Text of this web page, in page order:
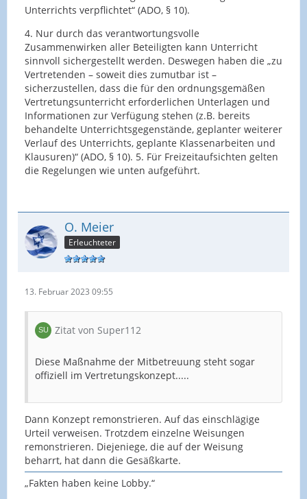
Unterrichts verpflichtet“ (ADO, § 10).
4. Nur durch das verantwortungsvolle
Zusammenwirken aller Beteiligten kann Unterricht
sinnvoll sichergestellt werden. Deswegen haben die „zu
Vertretenden – soweit dies zumutbar ist –
sicherzustellen, dass die für den ordnungsgemäßen
Vertretungsunterricht erforderlichen Unterlagen und
Informationen zur Verfügung stehen (z.B. bereits
behandelte Unterrichtsgegenstände, geplanter weiterer
Verlauf des Unterrichts, geplante Klassenarbeiten und
Klausuren)“ (ADO, § 10). 5. Für Freizeitaufsichten gelten
die Regelungen wie unten aufgeführt.
O. Meier
Erleuchteter
13. Februar 2023 09:55
Zitat von Super112
Diese Maßnahme der Mitbetreuung steht sogar
offiziell im Vertretungskonzept.....
Dann Konzept remonstrieren. Auf das einschlägige
Urteil verweisen. Trotzdem einzelne Weisungen
remonstrieren. Diejeniege, die auf der Weisung
beharrt, hat dann die Gesäßkarte.
„Fakten haben keine Lobby.“